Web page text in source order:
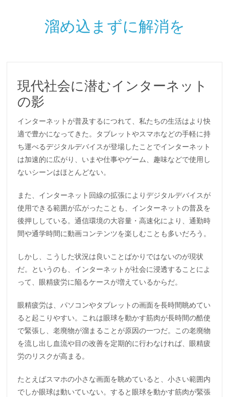
溜め込まずに解消を
現代社会に潜むインターネット
の影
インターネットが普及するにつれて、私たちの生活はより快
適で豊かになってきた。タブレットやスマホなどの手軽に持
ち運べるデジタルデバイスが登場したことでインターネット
は加速的に広がり、いまや仕事やゲーム、趣味などで使用し
ないシーンはほとんどない。
また、インターネット回線の拡張によりデジタルデバイスが
使用できる範囲が広がったことも、インターネットの普及を
後押ししている。通信環境の大容量・高速化により、通勤時
間や通学時間に動画コンテンツを楽しむことも多いだろう。
しかし、こうした状況は良いことばかりではないのが現状
だ。というのも、インターネットが社会に浸透することによ
って、眼精疲労に陥るケースが増えているからだ。
眼精疲労は、パソコンやタブレットの画面を長時間眺めてい
ると起こりやすい。これは眼球を動かす筋肉が長時間の酷使
で緊張し、老廃物が溜まることが原因の一つだ。この老廃物
を流し出し血流や目の改善を定期的に行わなければ、眼精疲
労のリスクが高まる。
たとえばスマホの小さな画面を眺めていると、小さい範囲内
でしか眼球は動いていない。すると眼球を動かす筋肉が緊張